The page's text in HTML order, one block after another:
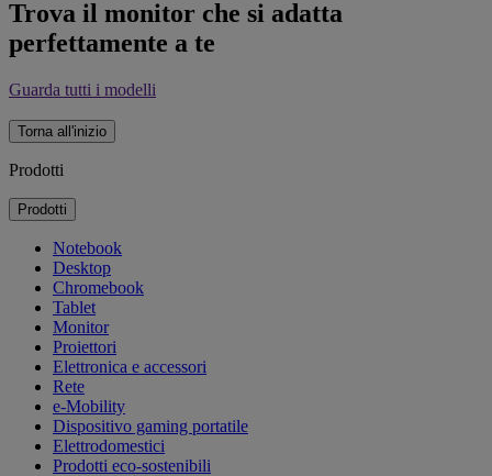
Trova il monitor che si adatta
perfettamente a te
Guarda tutti i modelli
Torna all'inizio
Prodotti
Prodotti
Notebook
Desktop
Chromebook
Tablet
Monitor
Proiettori
Elettronica e accessori
Rete
e-Mobility
Dispositivo gaming portatile
Elettrodomestici
Prodotti eco-sostenibili